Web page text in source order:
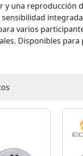
y una reproducción
varios
Disponibles para